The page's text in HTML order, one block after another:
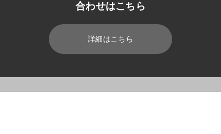
合わせはこちら
詳細はこちら